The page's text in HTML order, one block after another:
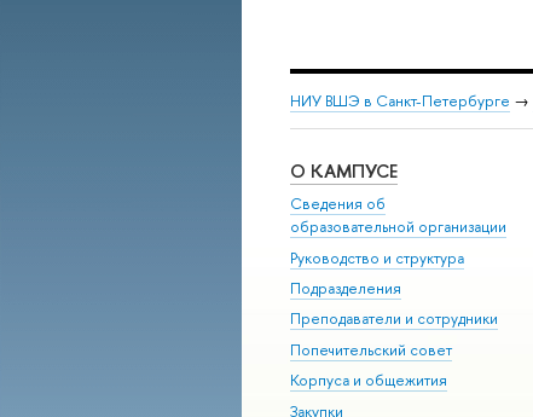
НИУ ВШЭ в Санкт-Петербурге →
О КАМПУСЕ
Сведения об
образовательной организации
Руководство и структура
Подразделения
Преподаватели и сотрудники
Попечительский совет
Корпуса и общежития
Закупки